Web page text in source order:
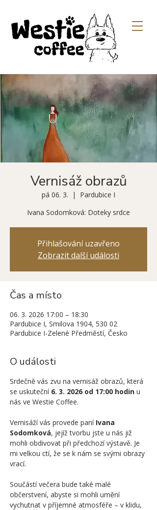
Vernisáž obrazů
pá 06. 3.
  |
Pardubice I
Ivana Sodomková: Doteky srdce
Přihlašování uzavřeno
Zobrazit další události
Čas a místo
06. 3. 2026 17:00 – 18:30
Pardubice I, Smilova 1904, 530 02
Pardubice I-Zelené Předměstí, Česko
O události
Srdečně vás zvu na vernisáž obrazů, která
se uskuteční 6. 3. 2026 od 17:00 hodin u
nás ve Westie Coffee.
Vernisáží vás provede paní Ivana
Sodomková, jejíž tvorbu jste u nás již
mohli obdivovat při předchozí výstavě. Je
mi velkou ctí, že se k nám se svými obrazy
vrací.
Součástí večera bude také malé
občerstvení, abyste si mohli umění
vychutnat v příjemné atmosféře – v klidu,